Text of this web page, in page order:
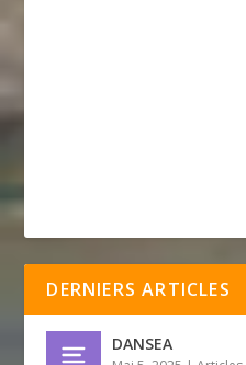
DERNIERS ARTICLES
DANSEA